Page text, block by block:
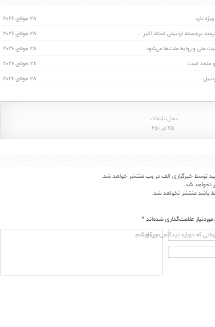
دارد
28 جولای 2026
برجسته اردبیلی استاد اکبر ...
28 جولای 2026
ملی و روابط ملت‌ها می‌شود
28 جولای 2026
متحد است
28 جولای 2026
28 جولای 2026
توسط خبرگزاری الف در وب منتشر خواهد شد.
نخواهد شد.
باشد منتشر نخواهد شد.
علامت‌گذاری شده‌اند*
دیدگاه*
که دوباره دیدگاهی می‌نویسم.